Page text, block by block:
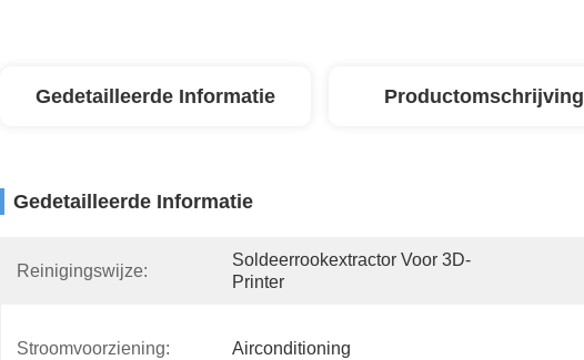
Gedetailleerde Informatie Productomschrijving
Gedetailleerde Informatie
Reinigingswijze:
Soldeerrookextractor Voor 3D-
Printer
Stroomvoorziening: Airconditioning